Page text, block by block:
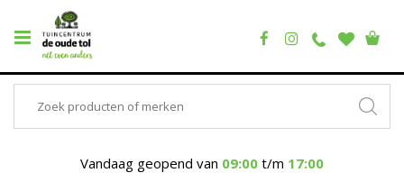
Vandaag geopend van 09:00 t/m 17:00